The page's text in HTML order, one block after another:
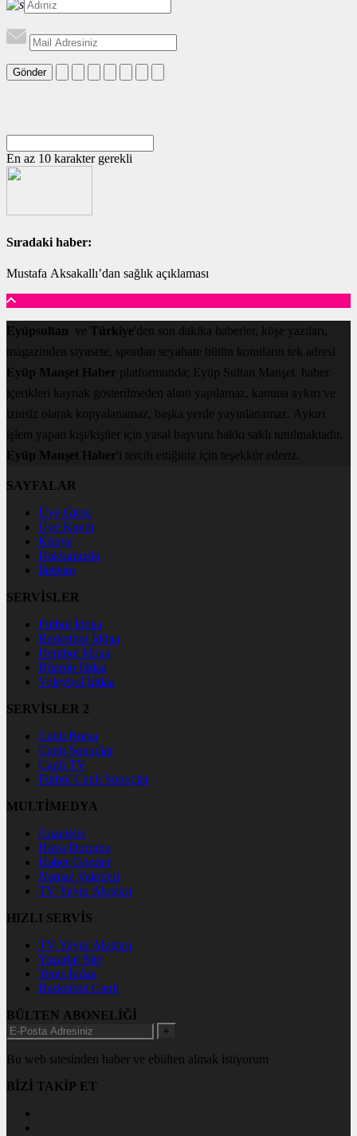
Gönder
En az 10 karakter gerekli
Sıradaki haber:
Mustafa Aksakallı’dan sağlık açıklaması
Eyüpsultan ve Türkiye'den son dakika haberler, köşe yazıları,
magazinden siyasete, spordan seyahate bütün konuların tek adresi
Eyüp Manşet Haber platformunda; Eyüp Sultan Manşet haber
içerikleri kaynak gösterilmeden alıntı yapılamaz, kanuna aykırı ve
izinsiz olarak kopyalanamaz, başka yerde yayınlanamaz. Aykırı
işlem yapan kişi/kişiler için yasal başvuru hakkı saklı tutulmaktadır.
Eyüp Manşet Haber'i tercih ettiğiniz için teşekkür ederiz.
SAYFALAR
Üye Girişi
Üye Kaydı
Künye
Hakkımızda
İletişim
SERVİSLER
Futbol İddaa
Basketbol İddaa
Hentbol İddaa
Bilardo İddaa
Voleybol İddaa
SERVİSLER 2
Canlı Borsa
Canlı Sonuçlar
Canlı TV
Futbol Canlı Sonuçlar
MULTİMEDYA
Gazeteler
Hava Durumu
Haber Gönder
Namaz Vakitleri
TV Yayın Akışları
HIZLI SERVİS
TV Yayın Akışları
Yazarlar Site
Tenis İddaa
Basketbol Canlı
BÜLTEN ABONELİĞİ
+
Bu web sitesinden haber ve ebülten almak istiyorum
BİZİ TAKİP ET